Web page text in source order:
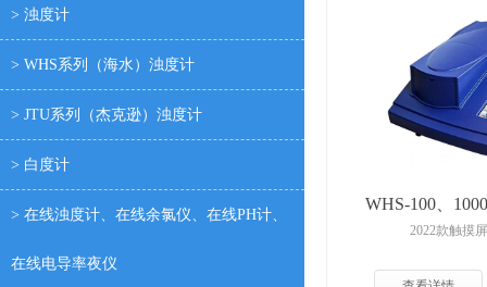
紫外、可见分光光度计系列产品
SD93系列便携式水质分析仪
SCY系列、二氧化碳气体测定仪
> 浊度计
> WHS系列（海水）浊度计
> JTU系列（杰克逊）浊度计
> 白度计
> 在线浊度计、在线余氯仪、在线PH计、
在线电导率夜仪
WHS-100、
2022款触摸